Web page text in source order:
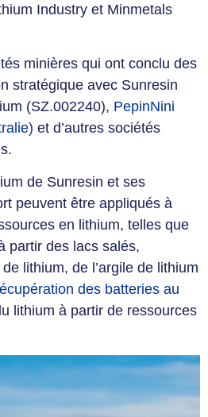
Industry et Minmetals
minières qui ont conclu des
stratégique avec Sunresin
(SZ.002240), PepinNini
et d’autres sociétés
de Sunresin et ses
peuvent être appliqués à
en lithium, telles que
partir des lacs salés,
lithium, de l’argile de lithium
des batteries au
lithium à partir de ressources